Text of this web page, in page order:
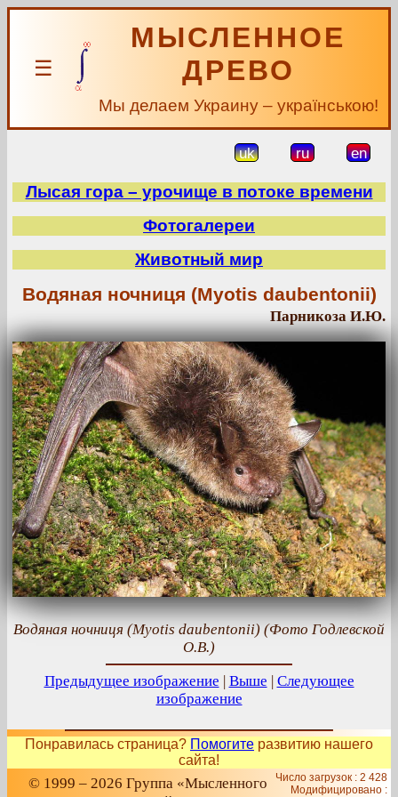
☰
МЫСЛЕННОЕ
ДРЕВО
Мы делаем Украину – українською!
uk ru en
Лысая гора – урочище в потоке времени
Фотогалереи
Животный мир
Водяная ночниця (Myotis daubentonii)
Парникоза И.Ю.
Водяная ночниця (Myotis daubentonii) (Фото Годлевской
О.В.)
Предыдущее изображение
Выше
Следующее
изображение
Понравилась страница? Помогите развитию нашего
сайта!
© 1999 – 2026 Группа «Мысленного
Число загрузок : 2 428
Модифицировано :